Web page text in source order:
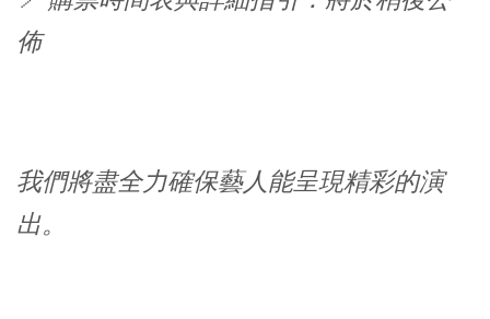
佈
我們將盡全力確保藝人能呈現精彩的演
出。